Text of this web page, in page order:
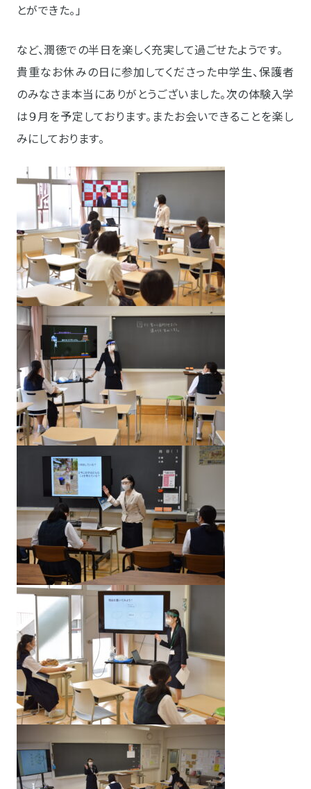
とができた。」
など、潤徳での半日を楽しく充実して過ごせたようです。
貴重なお休みの日に参加してくださった中学生、保護者
のみなさま本当にありがとうございました。次の体験入学
は９月を予定しております。またお会いできることを楽し
みにしております。